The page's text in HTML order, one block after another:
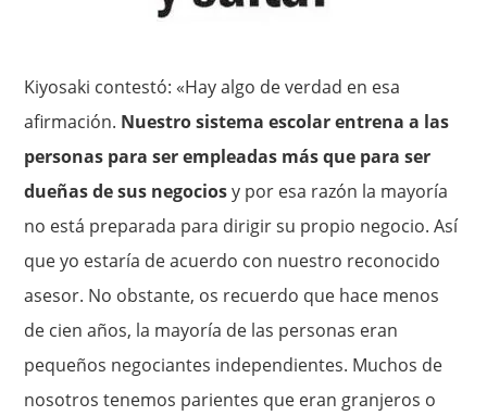
Kiyosaki contestó: «Hay algo de verdad en esa
afirmación. Nuestro sistema escolar entrena a las
personas para ser empleadas más que para ser
dueñas de sus negociosy por esa razón la mayoría
no está preparada para dirigir su propio negocio. Así
que yo estaría de acuerdo con nuestro reconocido
asesor. No obstante, os recuerdo que hace menos
de cien años, la mayoría de las personas eran
pequeños negociantes independientes. Muchos de
nosotros tenemos parientes que eran granjeros o